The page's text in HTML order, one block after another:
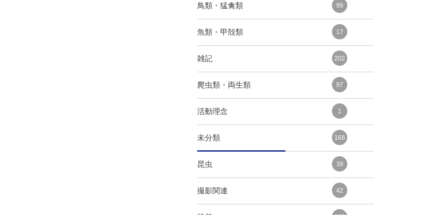
鳥類・猛禽類 99
魚類・甲殻類 17
雑記 202
爬虫類・両生類 97
活動理念 1
未分類 168
昆虫 39
撮影関連 42